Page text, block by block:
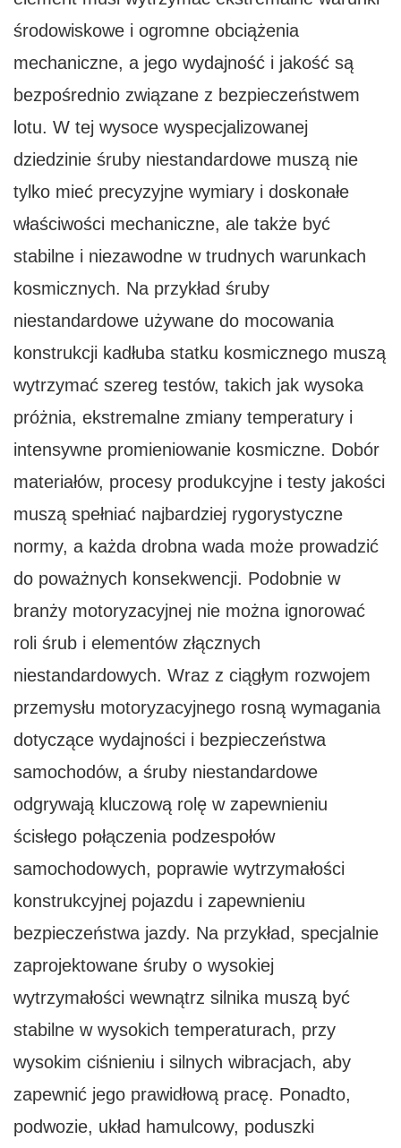
środowiskowe i ogromne obciążenia
mechaniczne, a jego wydajność i jakość są
bezpośrednio związane z bezpieczeństwem
lotu. W tej wysoce wyspecjalizowanej
dziedzinie śruby niestandardowe muszą nie
tylko mieć precyzyjne wymiary i doskonałe
właściwości mechaniczne, ale także być
stabilne i niezawodne w trudnych warunkach
kosmicznych. Na przykład śruby
niestandardowe używane do mocowania
konstrukcji kadłuba statku kosmicznego muszą
wytrzymać szereg testów, takich jak wysoka
próżnia, ekstremalne zmiany temperatury i
intensywne promieniowanie kosmiczne. Dobór
materiałów, procesy produkcyjne i testy jakości
muszą spełniać najbardziej rygorystyczne
normy, a każda drobna wada może prowadzić
do poważnych konsekwencji. Podobnie w
branży motoryzacyjnej nie można ignorować
roli śrub i elementów złącznych
niestandardowych. Wraz z ciągłym rozwojem
przemysłu motoryzacyjnego rosną wymagania
dotyczące wydajności i bezpieczeństwa
samochodów, a śruby niestandardowe
odgrywają kluczową rolę w zapewnieniu
ścisłego połączenia podzespołów
samochodowych, poprawie wytrzymałości
konstrukcyjnej pojazdu i zapewnieniu
bezpieczeństwa jazdy. Na przykład, specjalnie
zaprojektowane śruby o wysokiej
wytrzymałości wewnątrz silnika muszą być
stabilne w wysokich temperaturach, przy
wysokim ciśnieniu i silnych wibracjach, aby
zapewnić jego prawidłową pracę. Ponadto,
podwozie, układ hamulcowy, poduszki